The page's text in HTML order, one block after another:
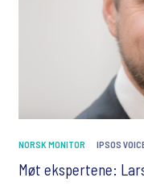
NORSK MONITOR IPSOS
Møt ekspertene: